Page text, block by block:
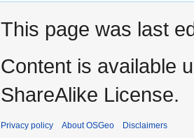
This page was last
Content is available
ShareAlike License.
Privacy policy About OSGeo Disclaimers